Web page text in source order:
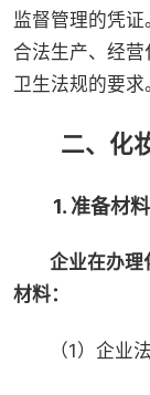
监督管理的凭
合法生产、经
卫生法规的要求
二、化
1. 准备材料
企业在办理
材料：
（1）企业